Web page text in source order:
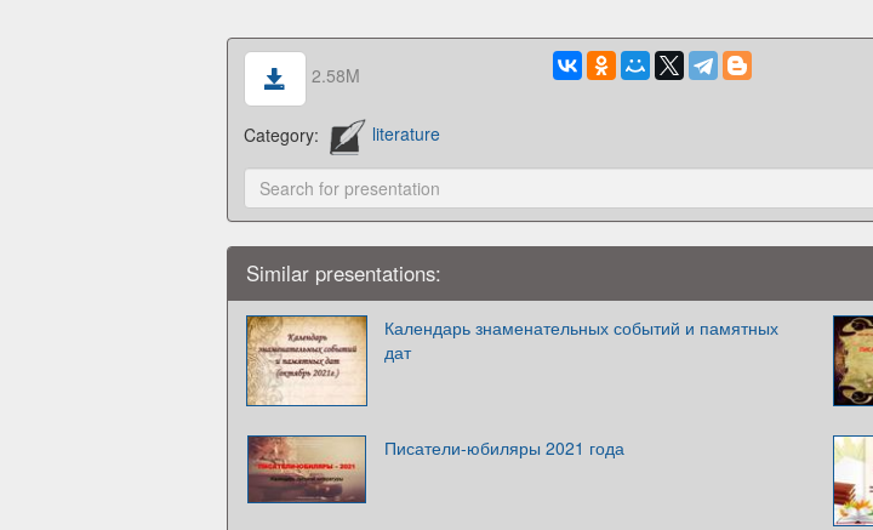
2.58M
Category: literature
Similar presentations:
Календарь знаменательных событий и памятных
дат
Писатели-юбиляры 2021 года